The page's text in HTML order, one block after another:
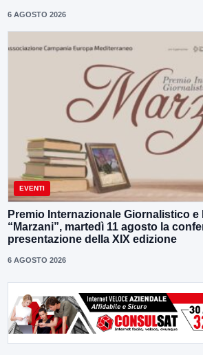
6 AGOSTO 2026
EVENTI
Premio Internazionale Giornalistico e
“Marzani”, martedì 11 agosto la
presentazione della XIX edizione
6 AGOSTO 2026